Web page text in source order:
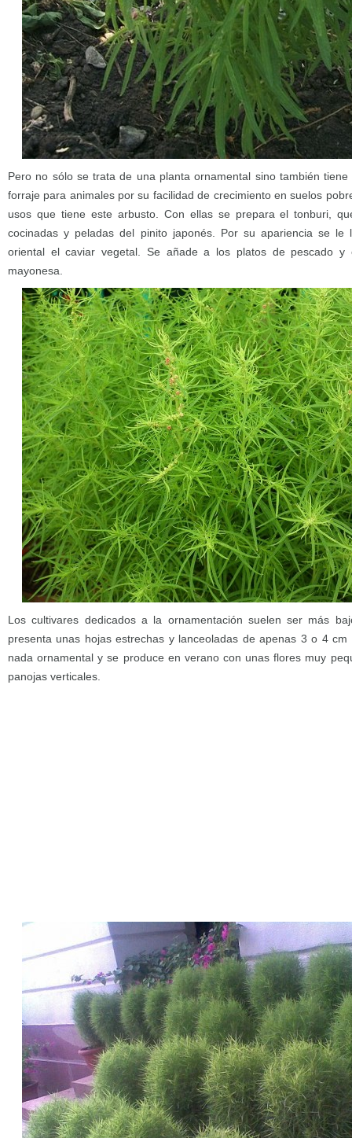
Pero no sólo se trata de una planta ornamental sino también
forraje para animales por su facilidad de crecimiento en suelos
usos que tiene este arbusto. Con ellas se prepara el tonburi,
cocinadas y peladas del pinito japonés. Por su apariencia se le
oriental el caviar vegetal. Se añade a los platos de pescado
mayonesa.
Los cultivares dedicados a la ornamentación suelen ser más
presenta unas hojas estrechas y lanceoladas de apenas 3 o 4
nada ornamental y se produce en verano con unas flores muy
panojas verticales.